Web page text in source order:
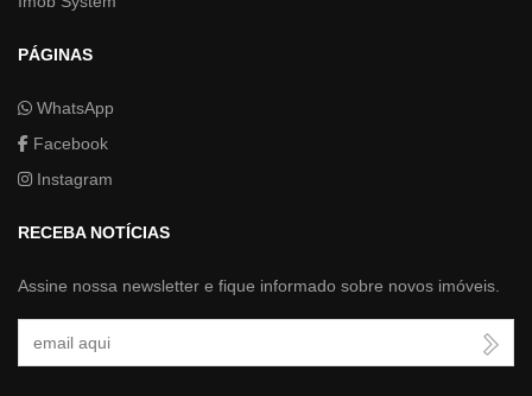
PÁGINAS
WhatsApp
Facebook
Instagram
RECEBA NOTÍCIAS
Assine nossa newsletter e fique informado sobre novos imóveis.